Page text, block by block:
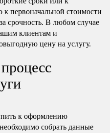
к первоначальной стоимости
срочность. В любом случае
клиентам и
цену на услугу.
к оформлению
собрать данные